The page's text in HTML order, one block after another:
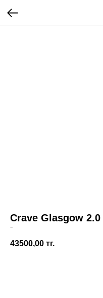
Crave Glasgow
43500,00 тг.